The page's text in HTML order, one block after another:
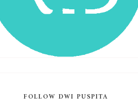
FOLLOW DWI PUSPITA